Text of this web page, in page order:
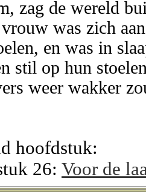
zag de wereld
was zich
en was in
stil op hun
weer wakker
hoofdstuk:
26: Voor de